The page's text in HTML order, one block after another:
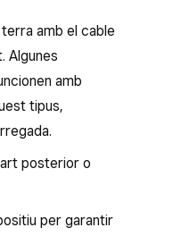
de la llista i
connectar-la.
terra amb el cable
Algunes
amb
tipus,
posterior o
per garantir